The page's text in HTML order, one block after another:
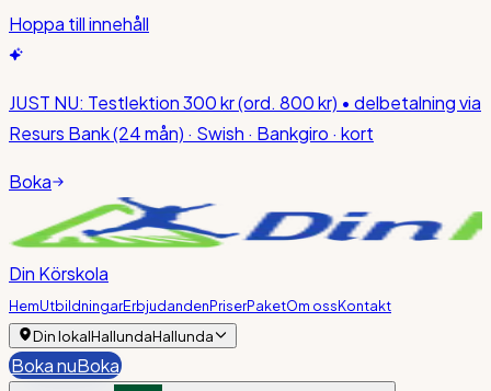
Hoppa till innehåll
JUST NU: Testlektion 300 kr(ord. 800 kr) • delbetalning via
Resurs Bank (24 mån) · Swish · Bankgiro · kort
Boka
Din Körskola
HemUtbildningarErbjudandenPriserPaketOm ossKontakt
Din lokalHallundaHallunda
Boka nuBoka